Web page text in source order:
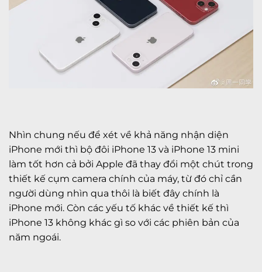
Nhìn chung nếu để xét về khả năng nhận diện
iPhone mới thì bộ đôi iPhone 13 và iPhone 13 mini
làm tốt hơn cả bởi Apple đã thay đổi một chút trong
thiết kế cụm camera chính của máy, từ đó chỉ cần
người dùng nhìn qua thôi là biết đây chính là
iPhone mới. Còn các yếu tố khác về thiết kế thì
iPhone 13 không khác gì so với các phiên bản của
năm ngoái.